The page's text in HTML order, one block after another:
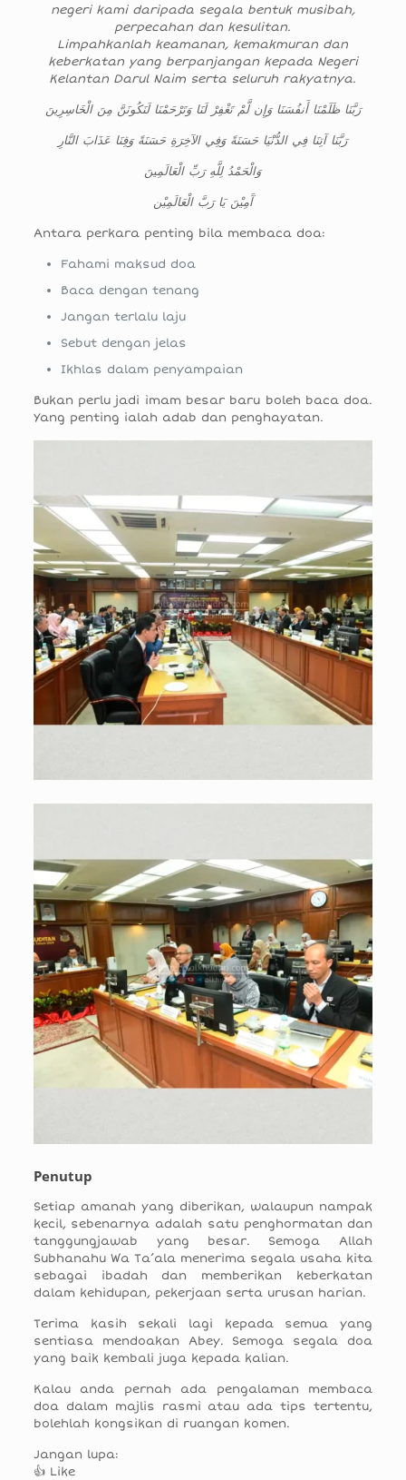
negeri kami daripada segala bentuk musibah,
perpecahan dan kesulitan.
Limpahkanlah keamanan, kemakmuran dan
keberkatan yang berpanjangan kepada Negeri
Kelantan Darul Naim serta seluruh rakyatnya.
رَبَّنَا ظَلَمْنَا أَنفُسَنَا وَإِن لَّمْ تَغْفِرْ لَنَا وَتَرْحَمْنَا لَنَكُونَنَّ مِنَ الْخَاسِرِينَ
رَبَّنَا آتِنَا فِي الدُّنْيَا حَسَنَةً وَفِي الآخِرَةِ حَسَنَةً وَقِنَا عَذَابَ النَّارِ
وَالْحَمْدُ لِلَّهِ رَبِّ الْعَالَمِينَ
آَمِيْنَ يَا رَبَّ الْعَالَمِيْن
Antara perkara penting bila membaca doa:
Fahami maksud doa
Baca dengan tenang
Jangan terlalu laju
Sebut dengan jelas
Ikhlas dalam penyampaian
Bukan perlu jadi imam besar baru boleh baca doa.
Yang penting ialah adab dan penghayatan.
Penutup
Setiap amanah yang diberikan, walaupun nampak
kecil, sebenarnya adalah satu penghormatan dan
tanggungjawab yang besar. Semoga Allah
Subhanahu Wa Ta’ala menerima segala usaha kita
sebagai ibadah dan memberikan keberkatan
dalam kehidupan, pekerjaan serta urusan harian.
Terima kasih sekali lagi kepada semua yang
sentiasa mendoakan Abey. Semoga segala doa
yang baik kembali juga kepada kalian.
Kalau anda pernah ada pengalaman membaca
doa dalam majlis rasmi atau ada tips tertentu,
bolehlah kongsikan di ruangan komen.
Jangan lupa:
👍 Like